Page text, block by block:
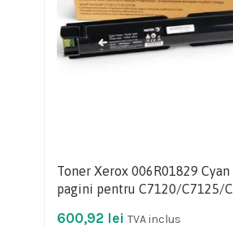
Toner Xerox 006R01829 Cyan
pagini pentru C7120/C7125/
600,92 lei TVA inclus